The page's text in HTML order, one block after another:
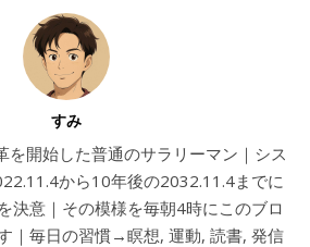
すみ
を開始した普通のサラリーマン｜シス
から10年後の2032.11.4までに
決意｜その模様を毎朝4時にこのブロ
｜毎日の習慣→瞑想, 運動, 読書, 発信